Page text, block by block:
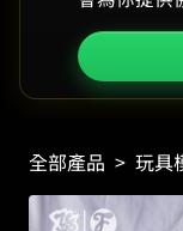
全部產品 > 玩具